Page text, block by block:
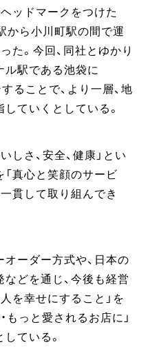
ッドマークをつけた
から小川町駅の間で運
た。今回、同社とゆかり
ル駅である池袋に
ることで、より一層、地
ていくとしている。
しさ、安全、健康」とい
真心と笑顔のサービ
貫して取り組んでき
ーダー方式や、日本の
どを通じ、今後も経営
を幸せにすること」を
もっと愛されるお店に」
ている。